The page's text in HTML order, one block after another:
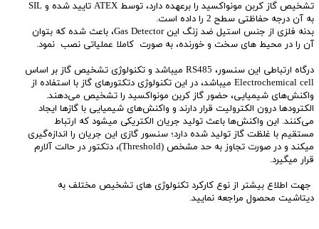
تشخیص گاز کربن مونواکسید را برعهده دارد، توسط ATEX تایید شده و SIL
به آن درجه حفاظتی سطح 2 را داده است.
بدنه فلزی از جنس استیل ضد زنگ این Gas Detector، باعث شده که بتوان
آن را در محیط های سخت و خورنده، به صورت کاملا عملیاتی نصب نمود.
درگاه ارتباطی این سنسور، RS485 میباشد و تکنولوژی تشخیص گاز بر اساس
Electrochemical cell میباشد، در این تکنولوژی دتکتورهای گاز با استفاده از
واکنش‌های شیمیایی، حضور گاز کربن مونواکسید را تشخیص می‌دهند.
الکترودها درون الکترولیت قرار دارند و واکنش‌های شیمیایی با گازها ایجاد
می‌کنند. این واکنش‌ها باعث تولید جریان الکتریکی میشود که ارتباط
مستقیم با غلظت گاز تولید شده دارد؛ سنسور گازی این جریان را اندازه‌گیری
میکند و در صورت تجاوز به حد مشخص (Threshold)، دتکتور در حالت آلارم
قرار میگیرد.
جهت اطلاع بیشتر از نوع کارکرد تکنولوژی های تشخیص مختلف به
دیتاشیت محصول مراجعه نمایید.